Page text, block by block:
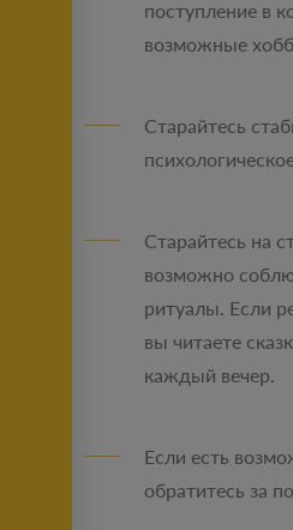
поступление в
возможные
Старайтесь
Старайтесь на
возможно
ритуалы. Если
вы читаете
каждый вечер.
Если есть
обратитесь за